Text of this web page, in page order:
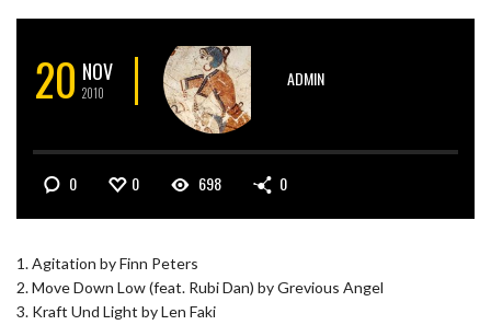
20 NOV
2010
ADMIN
0 0 698 0
1. Agitation by Finn Peters
2. Move Down Low (feat. Rubi Dan) by Grevious Angel
3. Kraft Und Light by Len Faki